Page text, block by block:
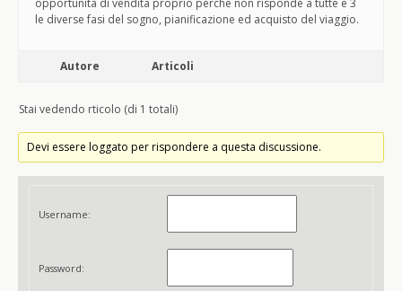
opportunità di vendita proprio perché non risponde a tutte e 3
le diverse fasi del sogno, pianificazione ed acquisto del viaggio.
Autore Articoli
Stai vedendo rticolo (di 1 totali)
Devi essere loggato per rispondere a questa discussione.
Username:
Password: